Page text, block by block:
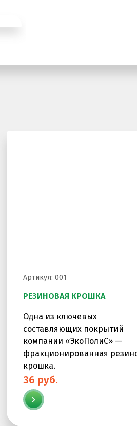
Артикул: 001
РЕЗИНОВАЯ КРОШКА
Одна из ключевых
составляющих покрытий
компании «ЭкоПолиС» —
фракционированная
крошка.
36 руб.